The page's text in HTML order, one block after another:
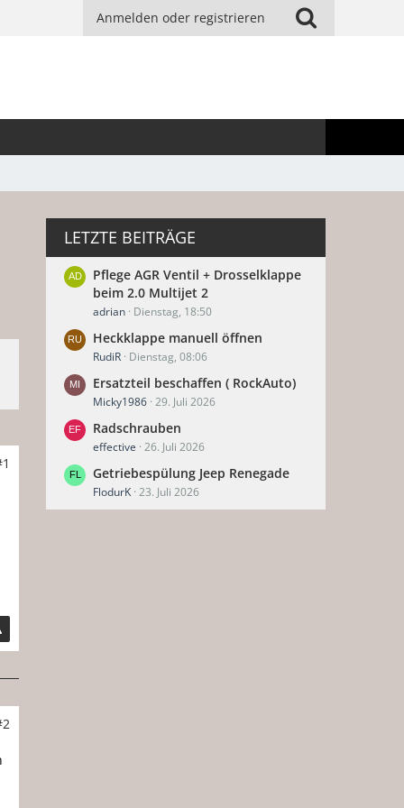
Anmelden oder registrieren
LETZTE BEITRÄGE
Pflege AGR Ventil + Drosselklappe
beim 2.0 Multijet 2
adrian Dienstag, 18:50
Heckklappe manuell öffnen
RudiR Dienstag, 08:06
Ersatzteil beschaffen ( RockAuto)
Micky1986 29. Juli 2026
Radschrauben
effective 26. Juli 2026
Getriebespülung Jeep Renegade
FlodurK 23. Juli 2026